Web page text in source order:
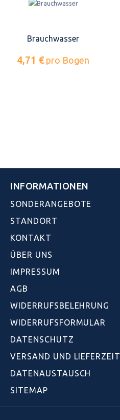
Brauchwasser
4,71 € pro Bogen
INFORMATIONEN
SONDERANGEBOTE
STANDORT
KONTAKT
ÜBER UNS
IMPRESSUM
AGB
WIDERRUFSBELEHRUNG
WIDERRUFSFORMULAR
DATENSCHUTZ
VERSAND UND LIEFERZEIT
DATENAUSTAUSCH
SITEMAP